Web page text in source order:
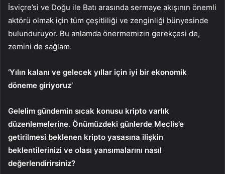
İsviçre’si ve Doğu ile Batı arasında sermaye akışının önemli
aktörü olmak için tüm çeşitliliği ve zenginliği bünyesinde
bulunduruyor. Bu anlamda önermemizin gerekçesi de,
zemini de sağlam.
‘Yılın kalanı ve gelecek yıllar için iyi bir ekonomik
döneme giriyoruz’
Gelelim gündemin sıcak konusu kripto varlık
düzenlemelerine. Önümüzdeki günlerde Meclis’e
getirilmesi beklenen kripto yasasına ilişkin
beklentilerinizi ve olası yansımalarını nasıl
değerlendirirsiniz?